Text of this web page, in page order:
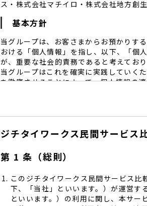
ス・株式会社マチイロ・株式会社地方創
基本方針
当グループは、お客さまからお預かりす
おける「個人情報」を指し、以下、「個
が、重要な社会的責務であると考えており
当グループはこれを確実に実践していく
を徹底させることによって、個人情報の
当グループは、個人情報保護に係る
個人情報保護に努めます。
し、同意を得た必要な範囲内で適切な
管理を求め、委託先を監督致します。
当グループは、お預かりする個人情
る予防並びに是正の為、社内規程を整
当グループは、個人情報保護に関する
します。
ジチタイワークス民間サービス
第 1 条（総則）
このジチタイワークス民間サービス
下、「当社」といいます。）が運営す
といいます。）の利用に関し、本サ